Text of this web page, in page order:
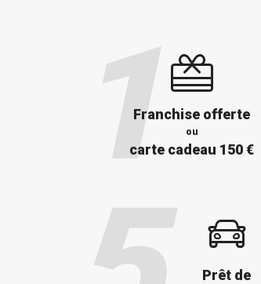
Franchise offerte
ou
carte cadeau 150 €
Prêt de